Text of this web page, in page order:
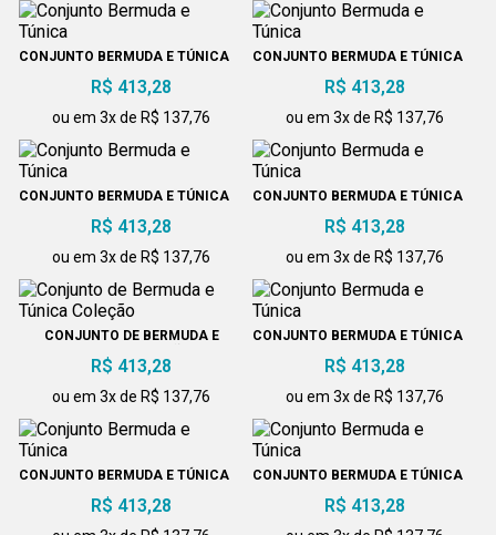
CONJUNTO BERMUDA E TÚNICA
R$ 413,28
ou em 3x de R$ 137,76
CONJUNTO BERMUDA E TÚNICA
R$ 413,28
ou em 3x de R$ 137,76
CONJUNTO BERMUDA E TÚNICA
R$ 413,28
ou em 3x de R$ 137,76
CONJUNTO BERMUDA E TÚNICA
R$ 413,28
ou em 3x de R$ 137,76
CONJUNTO DE BERMUDA E
R$ 413,28
ou em 3x de R$ 137,76
CONJUNTO BERMUDA E TÚNICA
R$ 413,28
ou em 3x de R$ 137,76
CONJUNTO BERMUDA E TÚNICA
R$ 413,28
CONJUNTO BERMUDA E TÚNICA
R$ 413,28